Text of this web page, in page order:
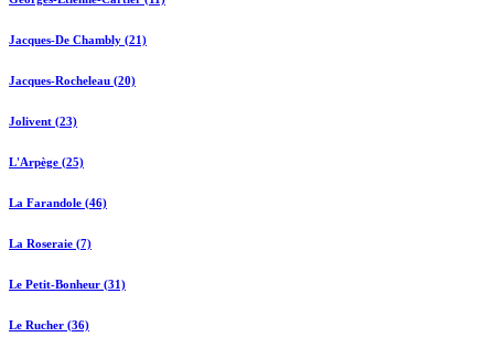
Jacques-De Chambly (21)
Jacques-Rocheleau (20)
Jolivent (23)
L'Arpège (25)
La Farandole (46)
La Roseraie (7)
Le Petit-Bonheur (31)
Le Rucher (36)